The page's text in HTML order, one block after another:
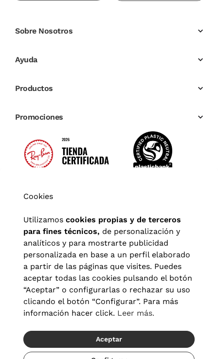
Recíbelo del 22/08 al 24/08
Sobre Nosotros
Ayuda
Productos
Promociones
Aviso legal| Política de privacidad Términos y condiciones
Política de cookies|Configuración de cookies
© 2026 Visionlab España
Cookies
Utilizamos cookies propias y de terceros
para fines técnicos, de personalización y
analíticos y para mostrarte publicidad
personalizada en base a un perfil elaborado
a partir de las páginas que visites. Puedes
aceptar todas las cookies pulsando el botón
“Aceptar” o configurarlas o rechazar su uso
clicando el botón “Configurar”. Para más
información hacer click. Leer más.
Aceptar